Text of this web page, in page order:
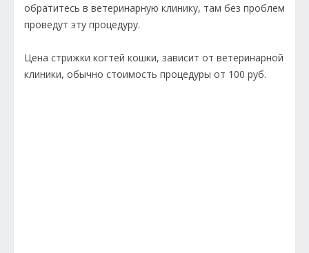
обратитесь в ветеринарную клинику, там без проблем
проведут эту процедуру.
Цена стрижки когтей кошки, зависит от ветеринарной
клиники, обычно стоимость процедуры от 100 руб.